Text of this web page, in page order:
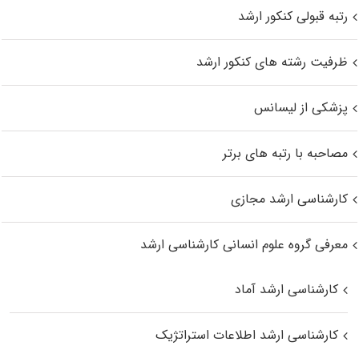
رتبه قبولی کنکور ارشد
ظرفیت رشته های کنکور ارشد
پزشکی از لیسانس
مصاحبه با رتبه های برتر
کارشناسی ارشد مجازی
معرفی گروه علوم انسانی کارشناسی ارشد
کارشناسی ارشد آماد
کارشناسی ارشد اطلاعات استراتژیک